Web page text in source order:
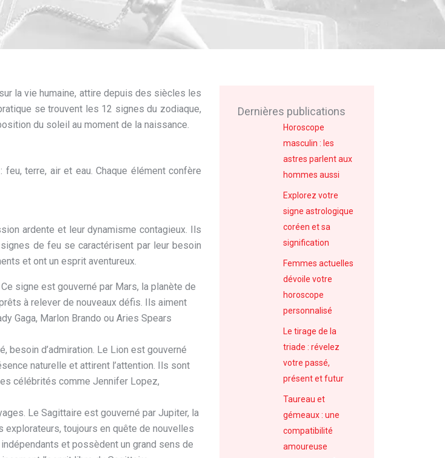
la vie humaine, attire depuis des siècles les
se trouvent les 12 signes du zodiaque,
du soleil au moment de la naissance.
terre, air et eau. Chaque élément confère
ardente et leur dynamisme contagieux. Ils
de feu se caractérisent par leur besoin
et ont un esprit aventureux.
signe est gouverné par Mars, la planète de
à relever de nouveaux défis. Ils aiment
Gaga, Marlon Brando ou Aries Spears
besoin d’admiration. Le Lion est gouverné
naturelle et attirent l’attention. Ils sont
célébrités comme Jennifer Lopez,
Le Sagittaire est gouverné par Jupiter, la
toujours en quête de nouvelles
et possèdent un grand sens de
Dernières publications
Horoscope
masculin : les
astres parlent aux
hommes aussi
Explorez votre
signe astrologique
coréen et sa
signification
Femmes actuelles
dévoile votre
horoscope
personnalisé
Le tirage de la
triade : révelez
votre passé,
présent et futur
Taureau et
gémeaux : une
compatibilité
amoureuse